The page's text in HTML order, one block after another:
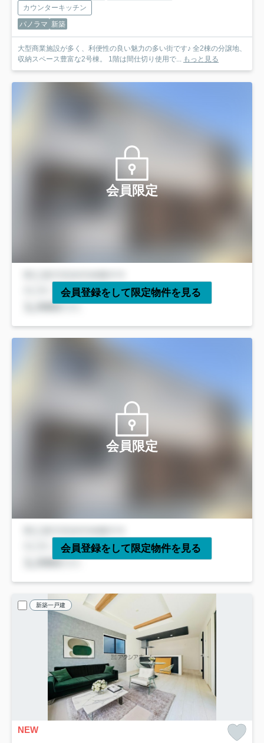
カウンターキッチン
パノラマ 新築
大型商業施設が多く、利便性の良い魅力の多い街です♪ 全2棟の分譲地、
収納スペース豊富な2号棟。 1階は間仕切り使用で... もっと見る
会員限定
会員登録をして限定物件を見る
会員限定
会員登録をして限定物件を見る
新築一戸建
NEW